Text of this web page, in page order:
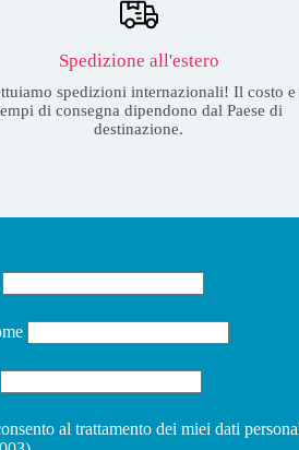
Spedizione all'estero
spedizioni internazionali! Il costo
di consegna dipendono dal Paese di
destinazione.
al trattamento dei miei dati